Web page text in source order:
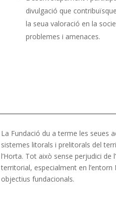
divulgació que
la seua valoració en la
problemes i amenaces.
La Fundació du a terme les seues
sistemes litorals i prelitorals del
l’Horta. Tot això sense perjudici
territorial, especialment en
objectius fundacionals.